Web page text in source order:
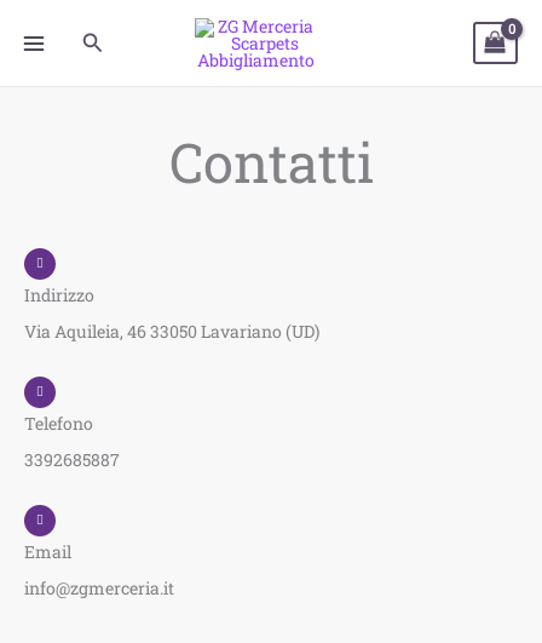
Cerca
Contatti
Indirizzo
Via Aquileia, 46 33050 Lavariano (UD)
Telefono
3392685887
Email
info@zgmerceria.it